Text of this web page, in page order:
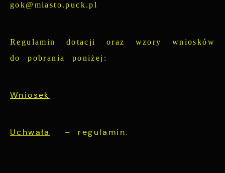
gok@miasto.puck.pl
Regulamin dotacji oraz wzory wniosków
do pobrania poniżej:
Wniosek
Uchwała – regulamin.